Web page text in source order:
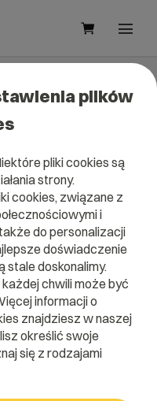
exactly it isGrafika
to you in everyday
F G H
I
O P Q
X Y Z
plików
pliki cookies są
strony.
cookies, związane z
i
do personalizacji
doświadczenie
stale doskonalimy.
chwili może być
informacji o
znajdziesz w naszej
określić swoje
się z rodzajami